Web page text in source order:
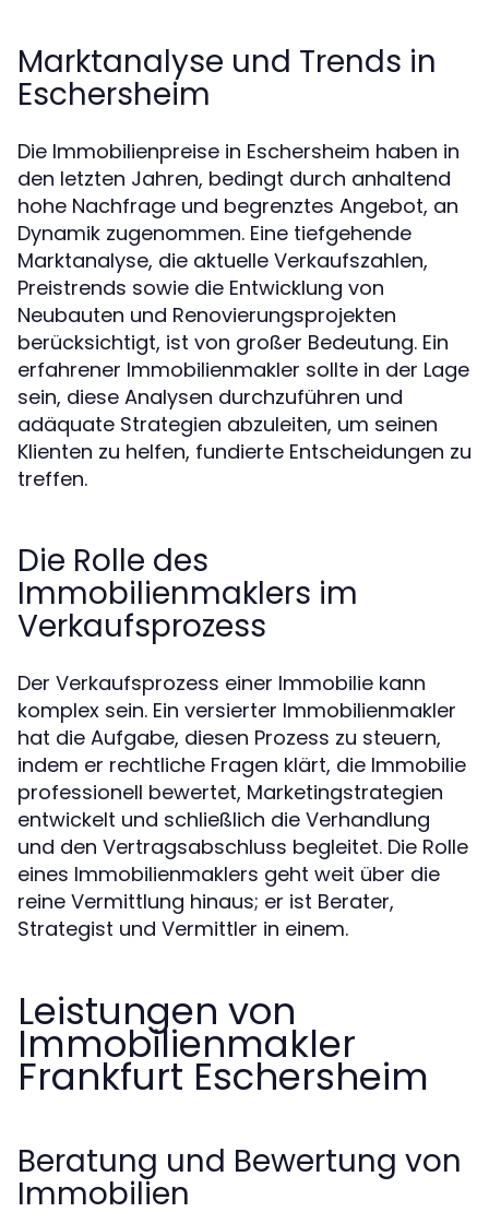
Marktanalyse und Trends in
Eschersheim
Die Immobilienpreise in Eschersheim haben in
den letzten Jahren, bedingt durch anhaltend
hohe Nachfrage und begrenztes Angebot, an
Dynamik zugenommen. Eine tiefgehende
Marktanalyse, die aktuelle Verkaufszahlen,
Preistrends sowie die Entwicklung von
Neubauten und Renovierungsprojekten
berücksichtigt, ist von großer Bedeutung. Ein
erfahrener Immobilienmakler sollte in der Lage
sein, diese Analysen durchzuführen und
adäquate Strategien abzuleiten, um seinen
Klienten zu helfen, fundierte Entscheidungen zu
treffen.
Die Rolle des
Immobilienmaklers im
Verkaufsprozess
Der Verkaufsprozess einer Immobilie kann
komplex sein. Ein versierter Immobilienmakler
hat die Aufgabe, diesen Prozess zu steuern,
indem er rechtliche Fragen klärt, die Immobilie
professionell bewertet, Marketingstrategien
entwickelt und schließlich die Verhandlung
und den Vertragsabschluss begleitet. Die Rolle
eines Immobilienmaklers geht weit über die
reine Vermittlung hinaus; er ist Berater,
Strategist und Vermittler in einem.
Leistungen von
Immobilienmakler
Frankfurt Eschersheim
Beratung und Bewertung von
Immobilien